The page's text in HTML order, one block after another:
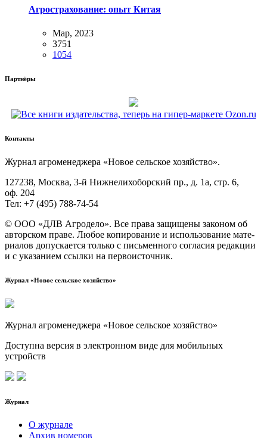
Агрострахование: опыт Китая
Мар, 2023
3751
1054
Партнёры
Контакты
Жур­нал агро­ме­не­дже­ра «Новое сель­ское хозяйство».
127238, Москва, 3‑й Ниж­не­ли­хо­бор­ский пр., д. 1а, стр. 6,
оф. 204
Тел: +7 (495) 788‑74‑54
© ООО «ДЛВ Агро­де­ло». Все пра­ва защи­ще­ны зако­ном об
автор­ском пра­ве. Любое копи­ро­ва­ние и исполь­зо­ва­ние мате­
ри­а­лов допус­ка­ет­ся толь­ко с пись­мен­но­го согла­сия редак­ции
и с ука­за­ни­ем ссыл­ки на первоисточник.
Журнал «Новое сельское хозяйство»
Журнал агроменеджера «Новое сельское хозяйство»
Доступна версия в электронном виде для мобильных
устройств
Журнал
О журнале
Архив номеров